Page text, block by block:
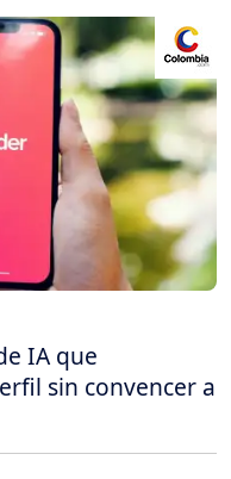
IA que
sin convencer a